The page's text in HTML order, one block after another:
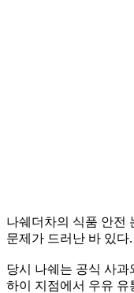
나쉐더차의 식품 안전
문제가 드러난 바 있다.
당시 나쉐는 공식 사
하이 지점에서 우유 유